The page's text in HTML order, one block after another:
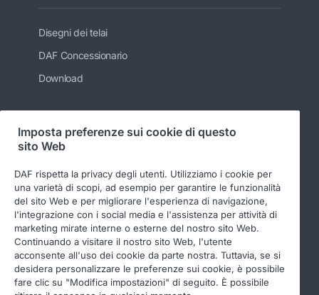
Disegni dei telai
DAF Concessionario
Download
Seguici
© 2026 DAF Informativa legale
Imposta preferenze sui cookie di questo
sito Web
DAF rispetta la privacy degli utenti. Utilizziamo i cookie per
una varietà di scopi, ad esempio per garantire le funzionalità
del sito Web e per migliorare l'esperienza di navigazione,
l'integrazione con i social media e l'assistenza per attività di
marketing mirate interne o esterne del nostro sito Web.
Continuando a visitare il nostro sito Web, l'utente
acconsente all'uso dei cookie da parte nostra. Tuttavia, se si
desidera personalizzare le preferenze sui cookie, è possibile
fare clic su "Modifica impostazioni" di seguito. È possibile